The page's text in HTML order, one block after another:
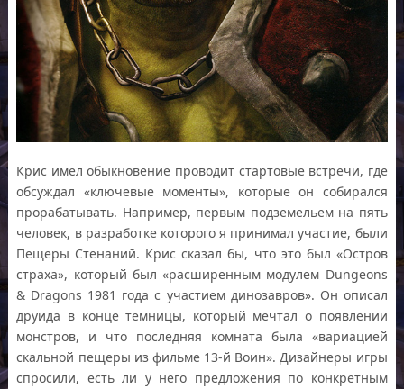
Крис имел обыкновение проводит стартовые встречи, где
обсуждал «ключевые моменты», которые он собирался
прорабатывать. Например, первым подземельем на пять
человек, в разработке которого я принимал участие, были
Пещеры Стенаний. Крис сказал бы, что это был «Остров
страха», который был «расширенным модулем Dungeons
& Dragons 1981 года с участием динозавров». Он описал
друида в конце темницы, который мечтал о появлении
монстров, и что последняя комната была «вариацией
скальной пещеры из фильме 13-й Воин». Дизайнеры игры
спросили, есть ли у него предложения по конкретным